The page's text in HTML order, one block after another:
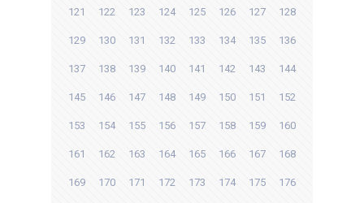
121 122 123 124 125 126 127 128
129 130 131 132 133 134 135 136
137 138 139 140 141 142 143 144
145 146 147 148 149 150 151 152
153 154 155 156 157 158 159 160
161 162 163 164 165 166 167 168
169 170 171 172 173 174 175 176